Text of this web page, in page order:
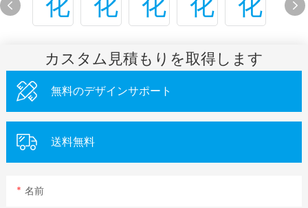
カスタム見積もりを取得します
無料のデザインサポート
送料無料
名前